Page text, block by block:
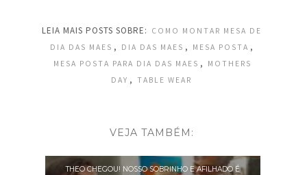
LEIA MAIS POSTS SOBRE:
COMO MONTAR MESA DE
DIA DAS MAES , DIA DAS MAES , MESA POSTA ,
MESA POSTA PARA DIA DAS MAES ,
MOTHERS
DAY , TABLE WEAR
VEJA TAMBÉM:
THEO CHEGOU! NOSSO SOBRINHO E AFILHADO É